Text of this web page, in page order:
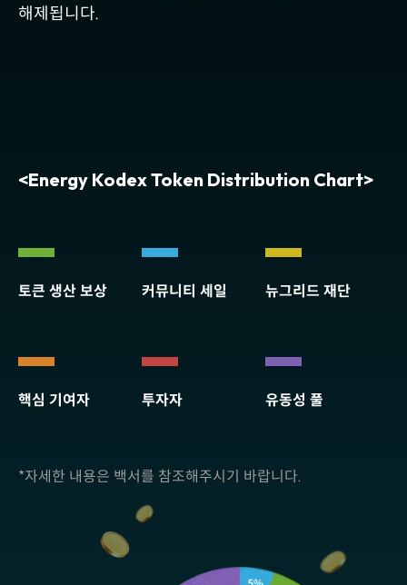
해제됩니다.
<Energy Kodex Token Distribution Chart>
토큰 생산 보상 커뮤니티 세일 뉴그리드 재단
핵심 기여자 투자자 유동성 풀
*자세한 내용은 백서를 참조해주시기 바랍니다.